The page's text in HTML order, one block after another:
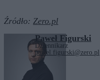
Źródło: Zero.pl
Paweł Figurski
Dziennikarz
pawel.figurski@zero.pl